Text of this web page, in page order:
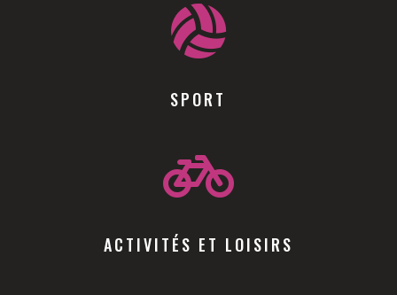

SPORT

ACTIVITÉS ET LOISIRS